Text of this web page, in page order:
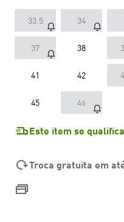
33.5 34
37 38
41 42
45 46
Este item se
Troca gratuita em